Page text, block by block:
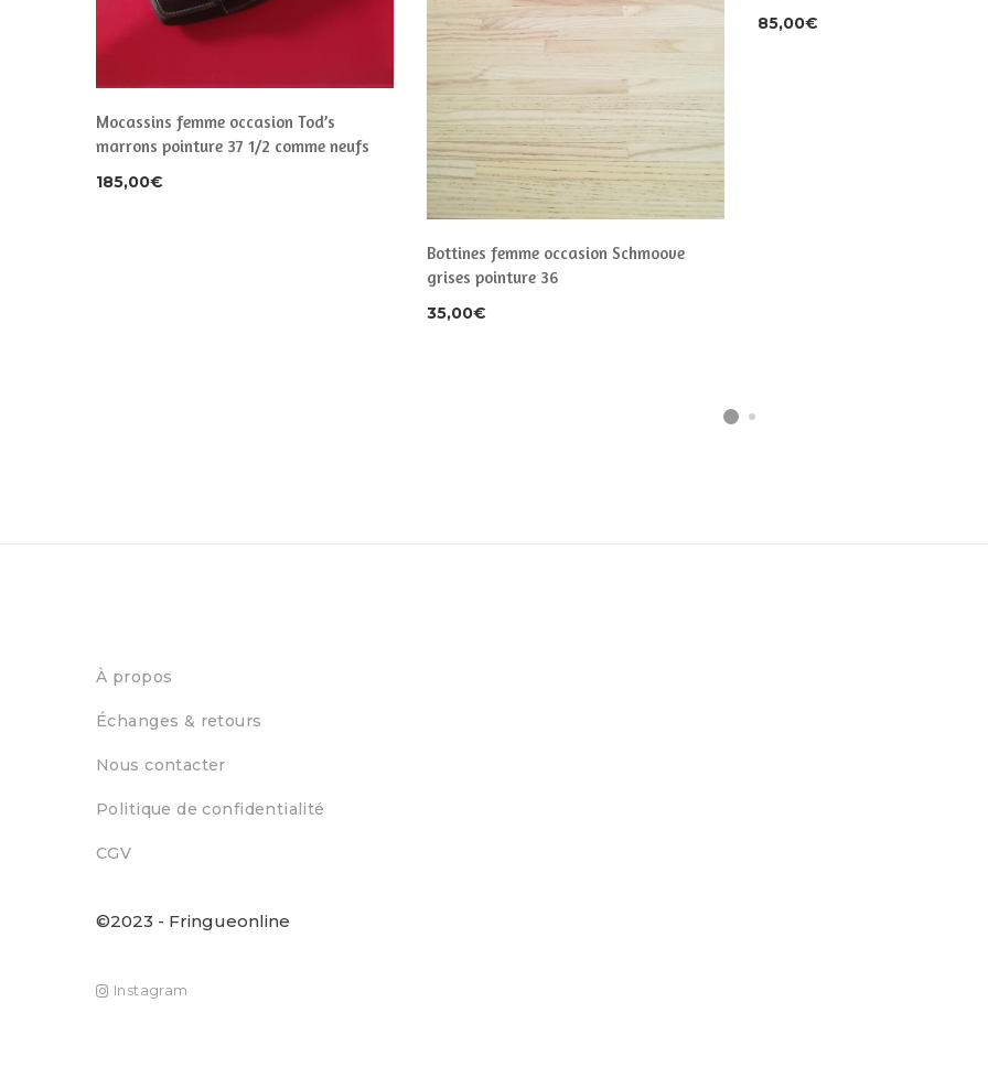
Mocassins femme occasion Tod’s
marrons pointure 37 1/2 comme neufs
185,00€
Bottines femme occasion Schmoove
grises pointure 36
35,00€
85,00€
À propos
Échanges & retours
Nous contacter
Politique de confidentialité
CGV
©2023 - Fringueonline
Instagram